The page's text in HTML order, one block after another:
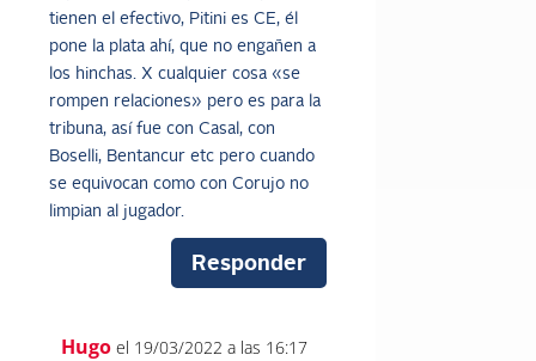
tienen el efectivo, Pitini es CE, él
pone la plata ahí, que no engañen a
los hinchas. X cualquier cosa «se
rompen relaciones» pero es para la
tribuna, así fue con Casal, con
Boselli, Bentancur etc pero cuando
se equivocan como con Corujo no
limpian al jugador.
Responder
Hugo el 19/03/2022 a las 16:17